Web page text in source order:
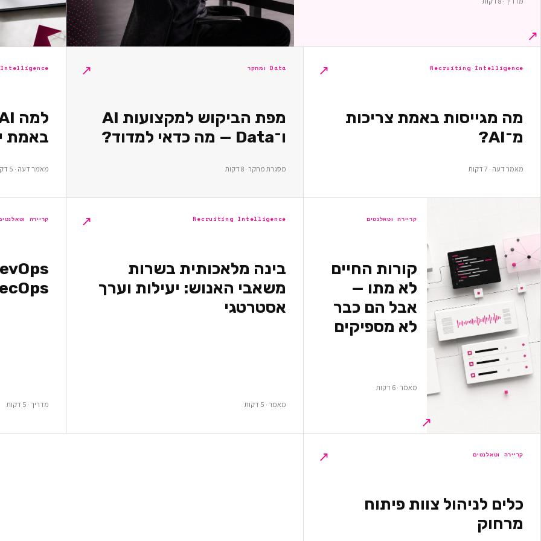
↗
Recruiting Intelligence
מה מגייסות באמת צריכות
מ־AI?
מאמר דעה · 7 דקות
↗ Data ומחקר
מפת הביקוש למקצועות AI
ו־Data — מה כדאי למדוד?
מסגרת מחקר · 8 דקות
↗
באמת
מאמר דעה · 5 דקות
קריירה וטאלנטים
קורות החיים
לא מתו —
אבל הם כבר
לא מספיקים
מאמר · 6 דקות
↗
Recruiting Intelligence
בינה מלאכותית בשרות
משאבי האנוש: יעילות וערך
אסטרטגי
מאמר · 5 דקות
↗ קריירה
מדריך · 5 דקות
קריירה וטאלנטים
כלים לניהול צוות פיתוח
מרחוק
↗